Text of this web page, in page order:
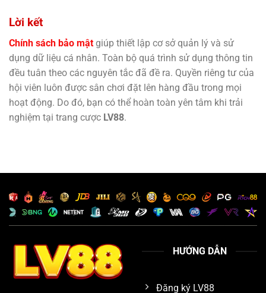
Lời kết
Chính sách bảo mật giúp thiết lập cơ sở quản lý và sử
dụng dữ liệu cá nhân. Toàn bộ quá trình sử dụng thông tin
đều tuân theo các nguyên tắc đã đề ra. Quyền riêng tư của
hội viên luôn được sân chơi đặt lên hàng đầu trong mọi
hoạt động. Do đó, bạn có thể hoàn toàn yên tâm khi trải
nghiệm tại trang cược LV88.
HƯỚNG DẪN
Đăng ký LV88